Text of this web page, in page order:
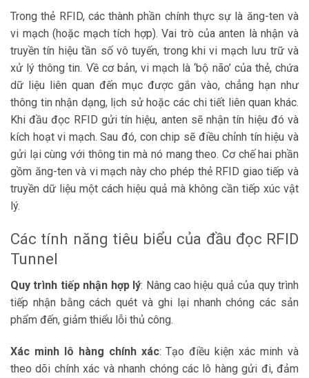
Trong thẻ RFID, các thành phần chính thực sự là ăng-ten và
vi mạch (hoặc mạch tích hợp). Vai trò của anten là nhận và
truyền tín hiệu tần số vô tuyến, trong khi vi mạch lưu trữ và
xử lý thông tin. Về cơ bản, vi mạch là ‘bộ não’ của thẻ, chứa
dữ liệu liên quan đến mục được gắn vào, chẳng hạn như
thông tin nhận dạng, lịch sử hoặc các chi tiết liên quan khác.
Khi đầu đọc RFID gửi tín hiệu, anten sẽ nhận tín hiệu đó và
kích hoạt vi mạch. Sau đó, con chip sẽ điều chỉnh tín hiệu và
gửi lại cùng với thông tin mà nó mang theo. Cơ chế hai phần
gồm ăng-ten và vi mạch này cho phép thẻ RFID giao tiếp và
truyền dữ liệu một cách hiệu quả mà không cần tiếp xúc vật
lý.
Các tính năng tiêu biểu của đầu đọc RFID
Tunnel
Quy trình tiếp nhận hợp lý: Nâng cao hiệu quả của quy trình
tiếp nhận bằng cách quét và ghi lại nhanh chóng các sản
phẩm đến, giảm thiểu lỗi thủ công.
Xác minh lô hàng chính xác: Tạo điều kiện xác minh và
theo dõi chính xác và nhanh chóng các lô hàng gửi đi, đảm